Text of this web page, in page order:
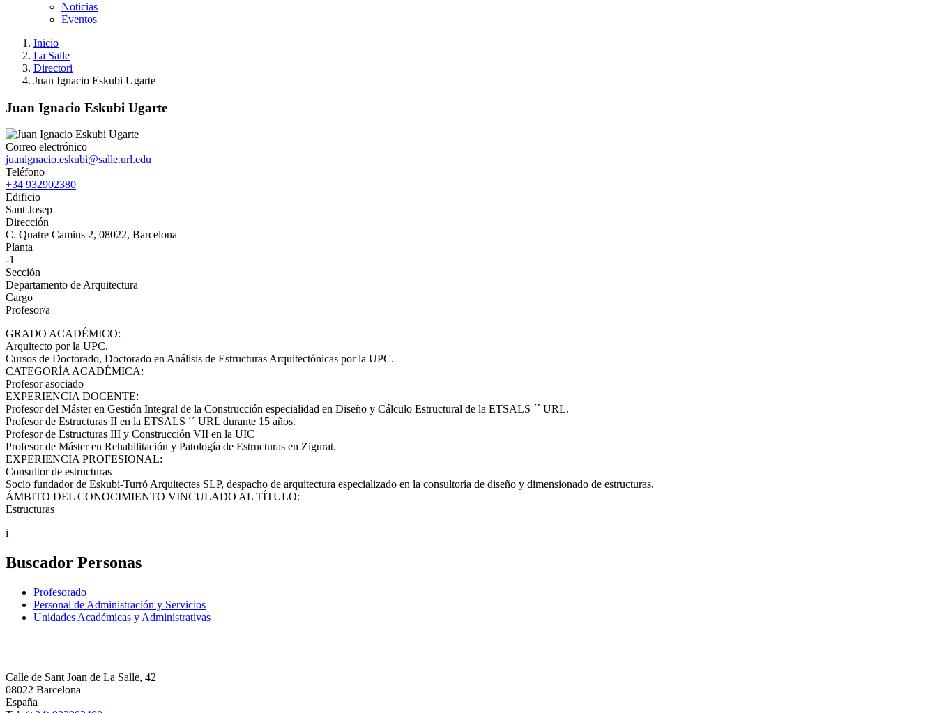
Noticias
Eventos
Inicio
La Salle
Directori
Juan Ignacio Eskubi Ugarte
Juan Ignacio Eskubi Ugarte
Correo electrónico
juanignacio.eskubi@salle.url.edu
Teléfono
+34 932902380
Edificio
Sant Josep
Dirección
C. Quatre Camins 2, 08022, Barcelona
Planta
-1
Sección
Departamento de Arquitectura
Cargo
Profesor/a
GRADO ACADÉMICO:
Arquitecto por la UPC.
Cursos de Doctorado, Doctorado en Análisis de Estructuras Arquitectónicas por la UPC.
CATEGORÍA ACADÉMICA:
Profesor asociado
EXPERIENCIA DOCENTE:
Profesor del Máster en Gestión Integral de la Construcción especialidad en Diseño y Cálculo Estructural de la ETSALS ´´ URL.
Profesor de Estructuras II en la ETSALS ´´ URL durante 15 años.
Profesor de Estructuras III y Construcción VII en la UIC
Profesor de Máster en Rehabilitación y Patología de Estructuras en Zigurat.
EXPERIENCIA PROFESIONAL:
Consultor de estructuras
Socio fundador de Eskubi-Turró Arquitectes SLP, despacho de arquitectura especializado en la consultoría de diseño y dimensionado de estructuras.
ÁMBITO DEL CONOCIMIENTO VINCULADO AL TÍTULO:
Estructuras
i
Buscador Personas
Profesorado
Personal de Administración y Servicios
Unidades Académicas y Administrativas
Calle de Sant Joan de La Salle, 42
08022 Barcelona
España